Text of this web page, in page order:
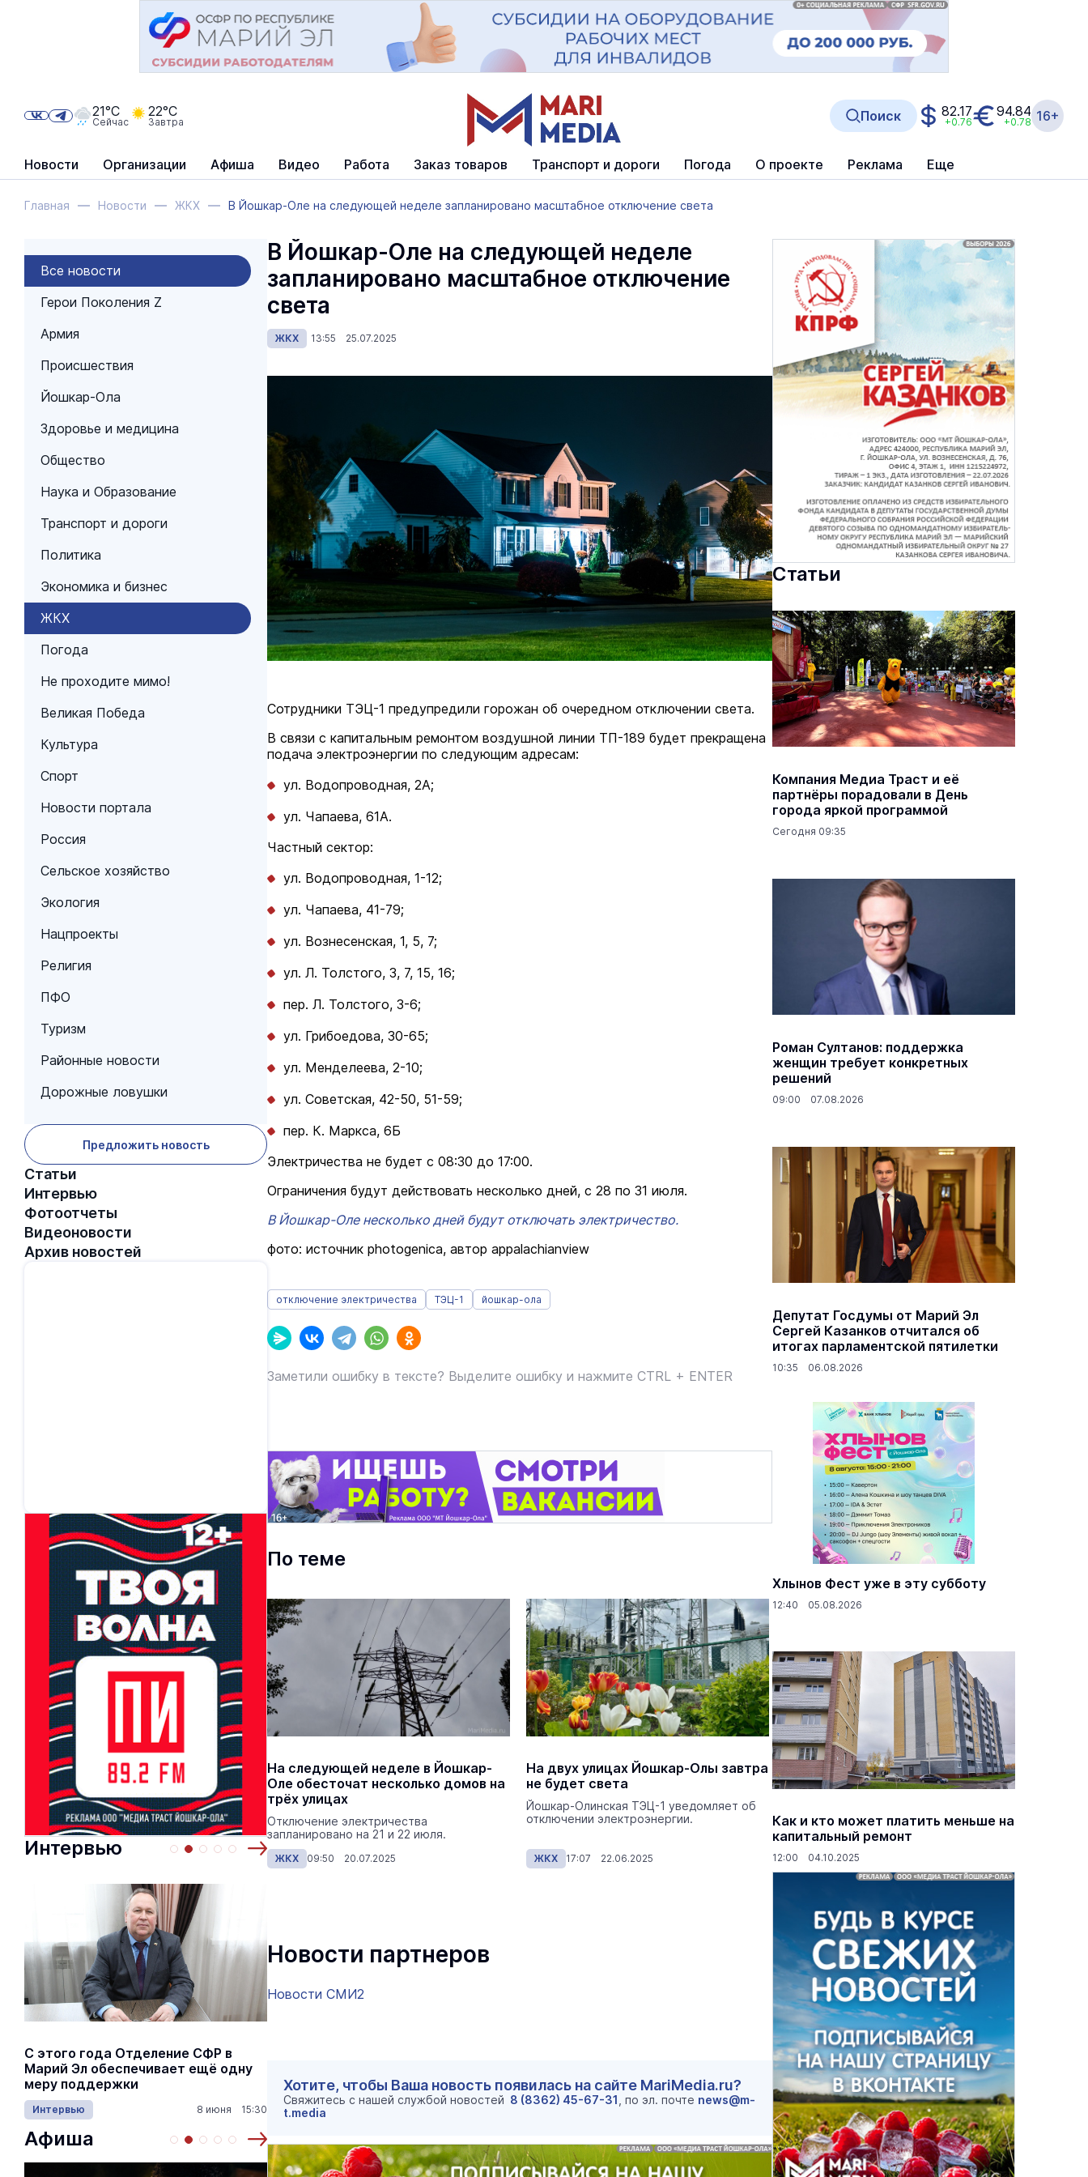
Новости Организации Афиша Видео Работа Заказ товаров Транспорт и дороги Погода О проекте Реклама Еще
21°C
Сейчас
22°C
Завтра Поиск 82.17
+0.76
94.84
+0.78 16+
Главная Новости ЖКХ В Йошкар-Оле на следующей неделе запланировано масштабное отключение света
Все новости
Герои Поколения Z
Армия
Происшествия
Йошкар-Ола
Здоровье и медицина
Общество
Наука и Образование
Транспорт и дороги
Политика
Экономика и бизнес
ЖКХ
Погода
Не проходите мимо!
Великая Победа
Культура
Спорт
Новости портала
Россия
Сельское хозяйство
Экология
Нацпроекты
Религия
ПФО
Туризм
Районные новости
Дорожные ловушки
Предложить новость
Статьи
Интервью
Фотоотчеты
Видеоновости
Архив новостей
Интервью
С этого года Отделение СФР в
Марий Эл обеспечивает ещё одну
меру поддержки
Интервью 8 июня 15:30
лёгких спектаклей»
Культура
Как узнать на законных основаниях,
кто собственник недвижимости
Интервью 16 марта 17:00
Василий Дубровин: как продлить
мужское долголетие
Здоровье и медицина 19 февраля 15:55
Афиша
В Йошкар-Оле на следующей неделе
запланировано масштабное отключение
света
ЖКХ 13:55 25.07.2025
Сотрудники ТЭЦ-1 предупредили горожан об очередном отключении света.
В связи с капитальным ремонтом воздушной линии ТП-189 будет прекращена
подача электроэнергии по следующим адресам:
ул. Водопроводная, 2А;
ул. Чапаева, 61А.
Частный сектор:
ул. Водопроводная, 1-12;
ул. Чапаева, 41-79;
ул. Вознесенская, 1, 5, 7;
ул. Л. Толстого, 3, 7, 15, 16;
пер. Л. Толстого, 3-6;
ул. Грибоедова, 30-65;
ул. Менделеева, 2-10;
ул. Советская, 42-50, 51-59;
пер. К. Маркса, 6Б
Электричества не будет с 08:30 до 17:00.
Ограничения будут действовать несколько дней, с 28 по 31 июля.
В Йошкар-Оле несколько дней будут отключать электричество.
фото: источник photogenica, автор appalachianview
отключение электричества ТЭЦ-1 йошкар-ола
Заметили ошибку в тексте? Выделите ошибку и нажмите CTRL + ENTER
По теме
На следующей неделе в Йошкар-
Оле обесточат несколько домов на
трёх улицах
Отключение электричества
запланировано на 21 и 22 июля.
ЖКХ 09:50 20.07.2025
На двух улицах Йошкар-Олы завтра
не будет света
Йошкар-Олинская ТЭЦ-1 уведомляет об
отключении электроэнергии.
ЖКХ 17:07 22.06.2025
Новости партнеров
Новости СМИ2
Хотите, чтобы Ваша новость появилась на сайте MariMedia.ru?
Свяжитесь с нашей службой новостей 8 (8362) 45-67-31 , по эл. почте news@m-
t.media
Статьи
Компания Медиа Траст и её
партнёры порадовали в День
города яркой программой
Сегодня 09:35
Роман Султанов: поддержка
женщин требует конкретных
решений
09:00 07.08.2026
Депутат Госдумы от Марий Эл
Сергей Казанков отчитался об
итогах парламентской пятилетки
10:35 06.08.2026
Хлынов Фест уже в эту субботу
12:40 05.08.2026
Как и кто может платить меньше на
капитальный ремонт
12:00 04.10.2025